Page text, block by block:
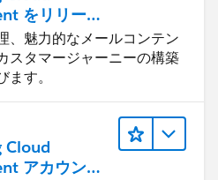
をリリース
、魅力的なメールコンテン
スタマージャーニーの構築
ます。
Cloud
アカウント